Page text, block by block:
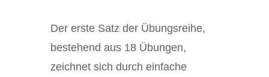
Der erste Satz der Übungsreihe,
bestehend aus 18 Übungen,
zeichnet sich durch einfache